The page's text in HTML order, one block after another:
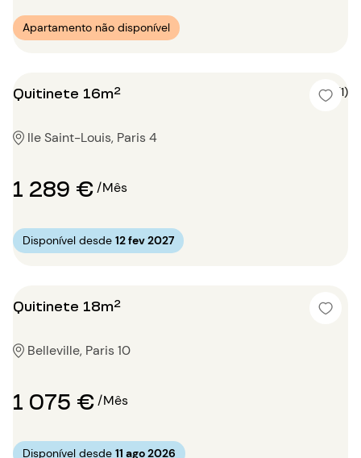
Apartamento não disponível
Quitinete 16m² 5 (1)
Ile Saint-Louis, Paris 4
1 289 €/Mês
Disponível desde 12 fev 2027
Quitinete 18m²
Belleville, Paris 10
1 075 €/Mês
Disponível desde 11 ago 2026